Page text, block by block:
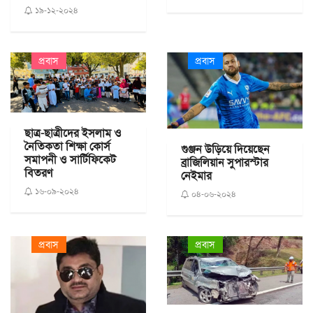
১৯-১২-২০২৪
প্রবাস
ছাত্র-ছাত্রীদের ইসলাম ও
নৈতিকতা শিক্ষা কোর্স
সমাপনী ও সার্টিফিকেট
বিতরণ
১৬-০৯-২০২৪
প্রবাস
গুঞ্জন উড়িয়ে দিয়েছেন
ব্রাজিলিয়ান সুপারস্টার
নেইমার
০৪-০৬-২০২৪
প্রবাস প্রবাস